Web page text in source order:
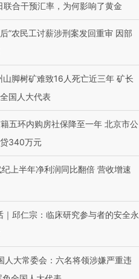
联合干预汇率，为何影响了黄金
”农民工讨薪涉刑案发回重审 因部
山脚树矿难致16人死亡近三年 矿长
国人大代表
五环内购房社保降至一年 北京市公
340万元
纪上半年净利润同比翻倍 营收增速
｜邱仁宗：临床研究参与者的安全永
人大常委会：六名将领涉嫌严重违